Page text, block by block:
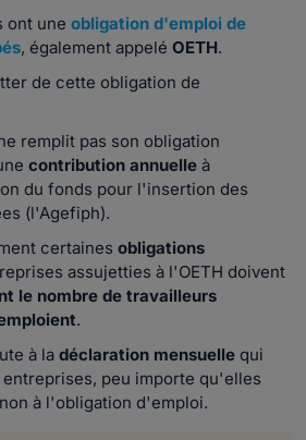
ont une obligation d'emploi de
, également appelé OETH.
de cette obligation de
remplit pas son obligation
contribution annuelle à
du fonds pour l'insertion des
(l'Agefiph).
certaines obligations
assujetties à l'OETH doivent
le nombre de travailleurs
.
à la déclaration mensuelle qui
peu importe qu'elles
à l'obligation d'emploi.